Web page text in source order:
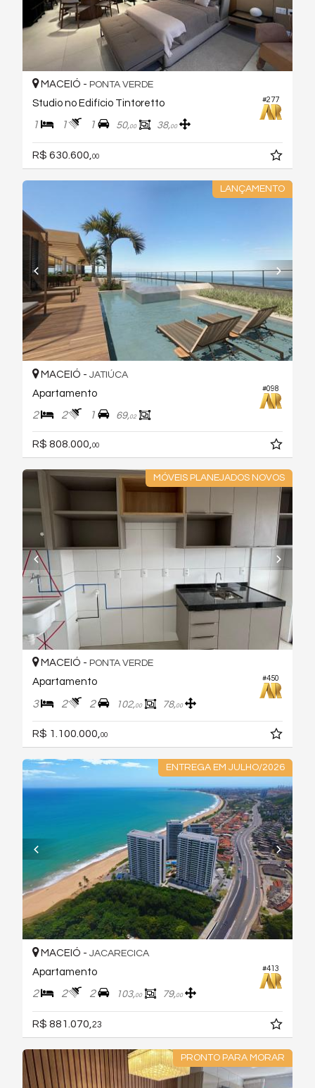
#277
MACEIÓ - PONTA VERDE
Studio no Edifício Tintoretto
1 1 1 50,00 38,00
R$ 630.600,00
LANÇAMENTO
#098
MACEIÓ - JATIÚCA
Apartamento
2 2 1 69,02
R$ 808.000, 00
MÓVEIS PLANEJADOS NOVOS
#450
MACEIÓ - PONTA VERDE
Apartamento
3 2 2 102,00 78,00
R$ 1.100.000,00
ENTREGA EM JULHO/2026
#413
MACEIÓ - JACARECICA
Apartamento
2 2 2 103,00 79,00
R$ 881.070, 23
PRONTO PARA MORAR